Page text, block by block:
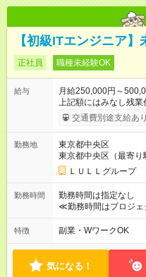
【初級ITエンジニア】
正社員 職種未経験OK
給与
月給250,000円～
上記額にはみなし残
ます。 みなし残業代
万円～＋業績賞与＋
万6，610円分）を含
キルを考慮し初任給を
す！ ◎昇給年1回（研修終了後） ◎賞与年2回（2月・8月）＋業
績賞与あり ◤スキルアップも、収入アップも。◢ 入社後の成長
や頑張りは、しっかり
上アップした社員も。 エンジニアへの還元率は業界高水準の
87％。 スキルを磨い
す！ 【試用期間】試用期間あり 試用期間の長さ：6ヶ月 ※ 雇用
形態と給与に、本採
中途採用（契約社員）
交通費別途支給あり
勤務地
東京都中央区
東京都中央区（最寄り
ＬＵＬＬグループ
勤務時間
勤務時間は指定なし
≪勤務時間はプロジェ
分～19時00分（休憩1
間） ＼平日夜も、ちゃんと「自分時間」がつくれます／ 残業は
やサウナなど、 趣味
特徴 副業・WワークOK
気になる！